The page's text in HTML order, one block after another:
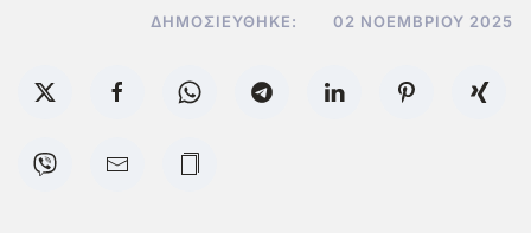
ΔΗΜΟΣΙΕΎΘΗΚΕ: 02 ΝΟΕΜΒΡΊΟΥ 2025